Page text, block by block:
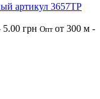
артикул 3657ТР
5.00 грн Опт от 300 м -